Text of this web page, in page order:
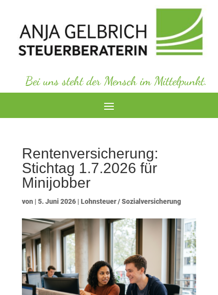
Bei uns steht der Mensch im Mittelpunkt.
Rentenversicherung:
Stichtag 1.7.2026 für
Minijobber
von | 5. Juni 2026| Lohnsteuer / Sozialversicherung